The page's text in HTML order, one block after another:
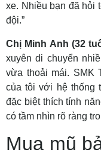
xe. Nhiều bạn đã hỏi
đội.”
Chị Minh Anh (32
xuyên di chuyển
vừa thoải mái. SMK
của tôi với hệ thống
đặc biệt thích tính
có tầm nhìn rõ ràng
Mua mũ